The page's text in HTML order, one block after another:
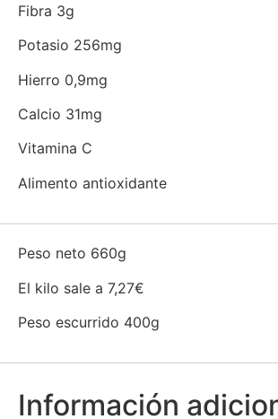
Fibra 3g
Potasio 256mg
Hierro 0,9mg
Calcio 31mg
Vitamina C
Alimento antioxidante
Peso neto 660g
El kilo sale a 7,27€
Peso escurrido 400g
Información